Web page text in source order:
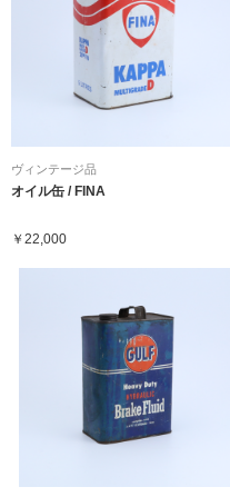
ヴィンテージ品
オイル缶 / FINA
￥22,000